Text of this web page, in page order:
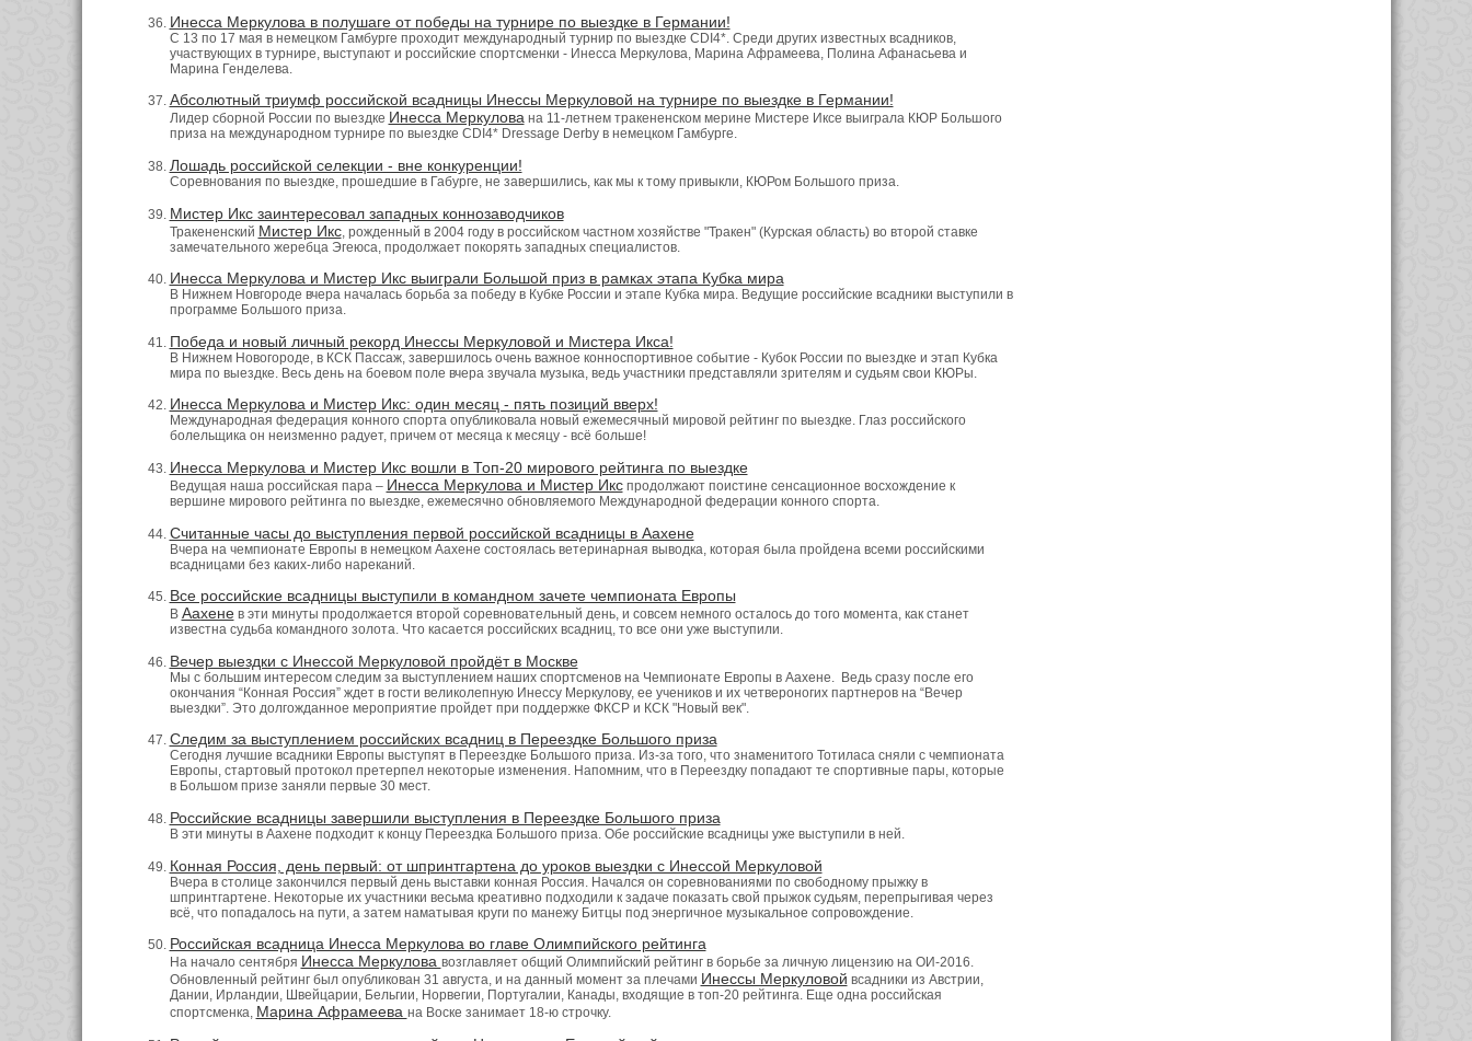
Инесса Меркулова в полушаге от победы на турнире по выездке в Германии!
С 13 по 17 мая в немецком Гамбурге проходит международный турнир по выездке CDI4*. Среди других известных всадников,
участвующих в турнире, выступают и российские спортсменки - Инесса Меркулова, Марина Афрамеева, Полина Афанасьева и
Марина Генделева.
Абсолютный триумф российской всадницы Инессы Меркуловой на турнире по выездке в Германии!
Лидер сборной России по выездке Инесса Меркулована 11-летнем тракененском мерине Мистере Иксе выиграла КЮР Большого
приза на международном турнире по выездке CDI4* Dressage Derby в немецком Гамбурге.
Лошадь российской селекции - вне конкуренции!
Соревнования по выездке, прошедшие в Габурге, не завершились, как мы к тому привыкли, КЮРом Большого приза.
Мистер Икс заинтересовал западных коннозаводчиков
Тракененский Мистер Икс, рожденный в 2004 году в российском частном хозяйстве "Тракен" (Курская область) во второй ставке
замечательного жеребца Эгеюса, продолжает покорять западных специалистов.
Инесса Меркулова и Мистер Икс выиграли Большой приз в рамках этапа Кубка мира
В Нижнем Новгороде вчера началась борьба за победу в Кубке России и этапе Кубка мира. Ведущие российские всадники выступили в
программе Большого приза.
Победа и новый личный рекорд Инессы Меркуловой и Мистера Икса!
В Нижнем Новогороде, в КСК Пассаж, завершилось очень важное конноспортивное событие - Кубок России по выездке и этап Кубка
мира по выездке. Весь день на боевом поле вчера звучала музыка, ведь участники представляли зрителям и судьям свои КЮРы.
Инесса Меркулова и Мистер Икс: один месяц - пять позиций вверх!
Международная федерация конного спорта опубликовала новый ежемесячный мировой рейтинг по выездке. Глаз российского
болельщика он неизменно радует, причем от месяца к месяцу - всё больше!
Инесса Меркулова и Мистер Икс вошли в Топ-20 мирового рейтинга по выездке
Ведущая наша российская пара – Инесса Меркулова и Мистер Икспродолжают поистине сенсационное восхождение к
вершине мирового рейтинга по выездке, ежемесячно обновляемого Международной федерации конного спорта.
Считанные часы до выступления первой российской всадницы в Аахене
Вчера на чемпионате Европы в немецком Аахене состоялась ветеринарная выводка, которая была пройдена всеми российскими
всадницами без каких-либо нареканий.
Все российские всадницы выступили в командном зачете чемпионата Европы
В Аахенев эти минуты продолжается второй соревновательный день, и совсем немного осталось до того момента, как станет
известна судьба командного золота. Что касается российских всадниц, то все они уже выступили.
Вечер выездки с Инессой Меркуловой пройдёт в Москве
Мы с большим интересом следим за выступлением наших спортсменов на Чемпионате Европы в Аахене. Ведь сразу после его
окончания “Конная Россия” ждет в гости великолепную Инессу Меркулову, ее учеников и их четвероногих партнеров на “Вечер
выездки”. Это долгожданное мероприятие пройдет при поддержке ФКСР и КСК "Новый век".
Следим за выступлением российских всадниц в Переездке Большого приза
Сегодня лучшие всадники Европы выступят в Переездке Большого приза. Из-за того, что знаменитого Тотиласа сняли с чемпионата
Европы, стартовый протокол претерпел некоторые изменения. Напомним, что в Переездку попадают те спортивные пары, которые
в Большом призе заняли первые 30 мест.
Российские всадницы завершили выступления в Переездке Большого приза
В эти минуты в Аахене подходит к концу Переездка Большого приза. Обе российские всадницы уже выступили в ней.
Конная Россия, день первый: от шпринтгартена до уроков выездки с Инессой Меркуловой
Вчера в столице закончился первый день выставки конная Россия. Начался он соревнованиями по свободному прыжку в
шпринтгартене. Некоторые их участники весьма креативно подходили к задаче показать свой прыжок судьям, перепрыгивая через
всё, что попадалось на пути, а затем наматывая круги по манежу Битцы под энергичное музыкальное сопровождение.
Российская всадница Инесса Меркулова во главе Олимпийского рейтинга
На начало сентября Инесса Меркулова возглавляет общий Олимпийский рейтинг в борьбе за личную лицензию на ОИ-2016.
Обновленный рейтинг был опубликован 31 августа, и на данный момент за плечами Инессы Меркуловой всадники из Австрии,
Дании, Ирландии, Швейцарии, Бельгии, Норвегии, Португалии, Канады, входящие в топ-20 рейтинга. Еще одна российская
спортсменка, Марина Афрамеева на Воске занимает 18-ю строчку.